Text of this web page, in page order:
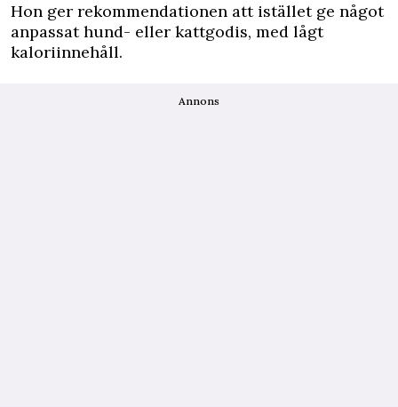
Hon ger rekommendationen att istället ge något
anpassat hund- eller kattgodis, med lågt
kaloriinnehåll.
Annons